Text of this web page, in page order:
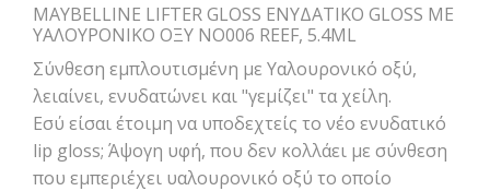
MAYBELLINE LIFTER GLOSS ΕΝΥΔΑΤΙΚΟ GLOSS ΜΕ
ΥΑΛΟΥΡΟΝΙΚΟ ΟΞΥ NO006 REEF, 5.4ML
Σύνθεση εμπλουτισμένη με Υαλουρονικό οξύ,
λειαίνει, ενυδατώνει και "γεμίζει" τα χείλη.
Εσύ είσαι έτοιμη να υποδεχτείς το νέο ενυδατικό
lip gloss; Άψογη υφή, που δεν κολλάει με σύνθεση
που εμπεριέχει υαλουρονικό οξύ το οποίο